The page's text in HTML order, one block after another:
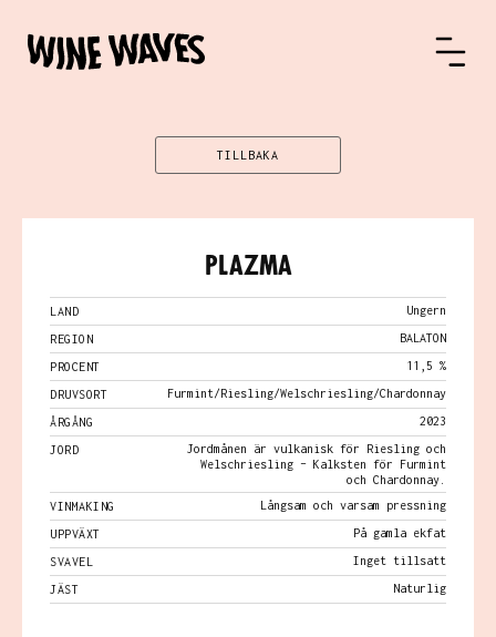
TILLBAKA
Plazma
LAND Ungern
REGION BALATON
PROCENT 11,5 %
DRUVSORT Furmint/Riesling/Welschriesling/Chardonnay
ÅRGÅNG 2023
JORD
Jordmånen är vulkanisk för Riesling och
Welschriesling – Kalksten för Furmint
och Chardonnay.
VINMAKING
Långsam och varsam pressning
UPPVÄXT På gamla ekfat
SVAVEL Inget tillsatt
JÄST Naturlig